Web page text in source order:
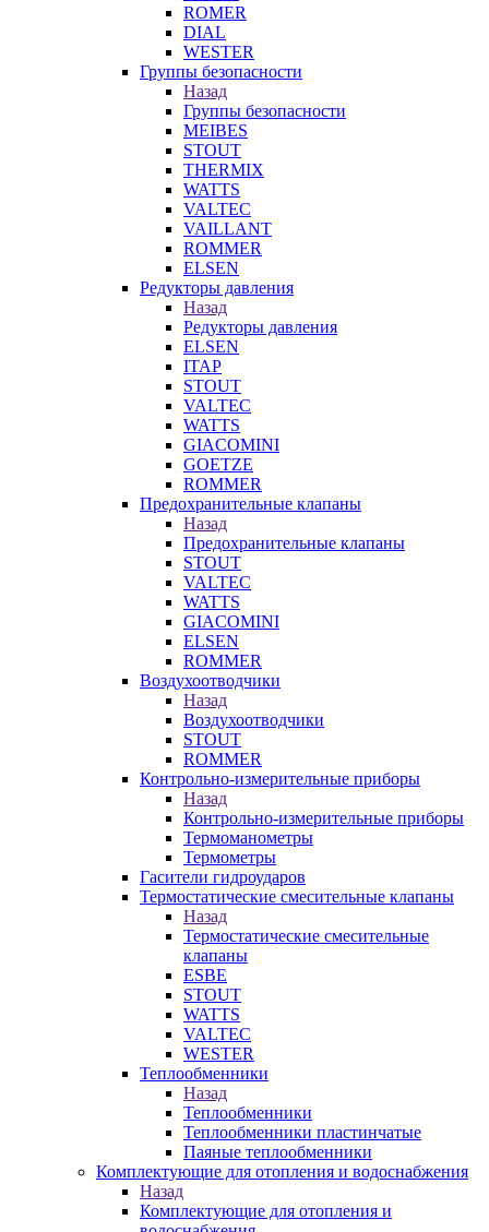
ROMER
DIAL
WESTER
Группы безопасности
Назад
Группы безопасности
MEIBES
STOUT
THERMIX
WATTS
VALTEC
VAILLANT
ROMMER
ELSEN
Редукторы давления
Назад
Редукторы давления
ELSEN
ITAP
STOUT
VALTEC
WATTS
GIACOMINI
GOETZE
ROMMER
Предохранительные клапаны
Назад
Предохранительные клапаны
STOUT
VALTEC
WATTS
GIACOMINI
ELSEN
ROMMER
Воздухоотводчики
Назад
Воздухоотводчики
STOUT
ROMMER
Контрольно-измерительные приборы
Назад
Контрольно-измерительные приборы
Термоманометры
Термометры
Гасители гидроударов
Термостатические смесительные клапаны
Назад
Термостатические смесительные
клапаны
ESBE
STOUT
WATTS
VALTEC
WESTER
Теплообменники
Назад
Теплообменники
Теплообменники пластинчатые
Паяные теплообменники
Комплектующие для отопления и водоснабжения
Назад
Комплектующие для отопления и